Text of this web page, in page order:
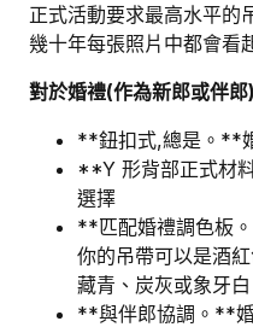
正式活動要求最高水平的
幾十年每張照片中都會看
對於婚禮(作為新郎或伴郎
**鈕扣式,總是。**
**Y 形背部正式材
選擇
**匹配婚禮調色板
你的吊帶可以是酒
藏青、炭灰或象牙白
**與伴郎協調。**